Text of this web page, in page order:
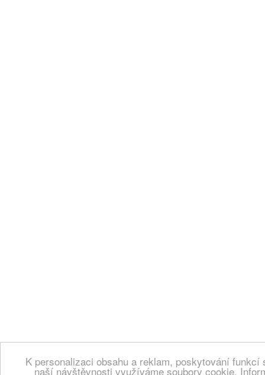
K personalizaci obsahu a reklam, poskytování
naší návštěvnosti využíváme soubory cookie.